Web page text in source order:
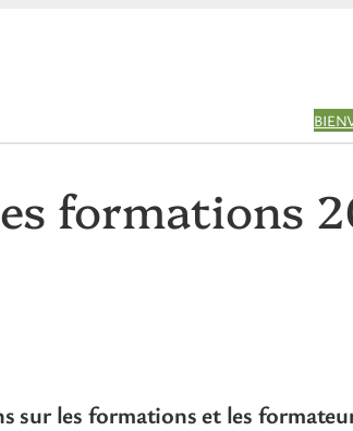
formations
sur les formations et les